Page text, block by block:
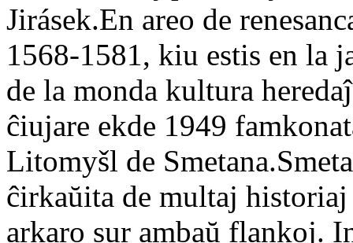
Jirásek.En areo de
1568-1581, kiu estis en la
de la monda kultura
ĉiujare ekde 1949
Litomyšl de
ĉirkaŭita de multaj
arkaro sur ambaŭ flankoj.